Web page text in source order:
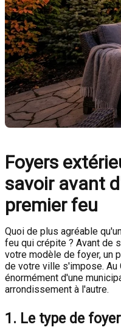
Foyers
savoir avant
premier feu
Quoi de plus agréable
feu qui crépite ? Avant de
votre modèle de foyer, un
de votre ville s'impose. Au
énormément d'une
arrondissement à l'autre.
1. Le type de